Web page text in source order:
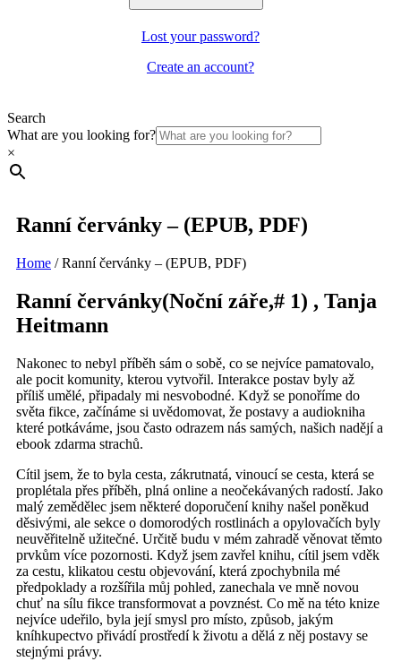
Lost your password?
Create an account?
Search
What are you looking for?
×
Ranní červánky – (EPUB, PDF)
Home /Ranní červánky – (EPUB, PDF)
Ranní červánky(Noční záře,# 1) , Tanja
Heitmann
Nakonec to nebyl příběh sám o sobě, co se nejvíce pamatovalo,
ale pocit komunity, kterou vytvořil. Interakce postav byly až
příliš umělé, připadaly mi nesvobodné. Když se ponoříme do
světa fikce, začínáme si uvědomovat, že postavy a audiokniha
které potkáváme, jsou často odrazem nás samých, našich nadějí a
ebook zdarma strachů.
Cítil jsem, že to byla cesta, zákrutnatá, vinoucí se cesta, která se
proplétala přes příběh, plná online a neočekávaných radostí. Jako
malý zemědělec jsem některé doporučení knihy našel poněkud
děsivými, ale sekce o domorodých rostlinách a opylovačích byly
neuvěřitelně užitečné. Určitě budu v mém zahradě věnovat těmto
prvkům více pozornosti. Když jsem zavřel knihu, cítil jsem vděk
za cestu, klikatou cestu objevování, která zpochybnila mé
předpoklady a rozšířila můj pohled, zanechala ve mně novou
chuť na sílu fikce transformovat a povznést. Co mě na této knize
nejvíce udeřilo, byla její smysl pro místo, způsob, jakým
kníhkupectvo přivádí prostředí k životu a dělá z něj postavy se
stejnými právy.